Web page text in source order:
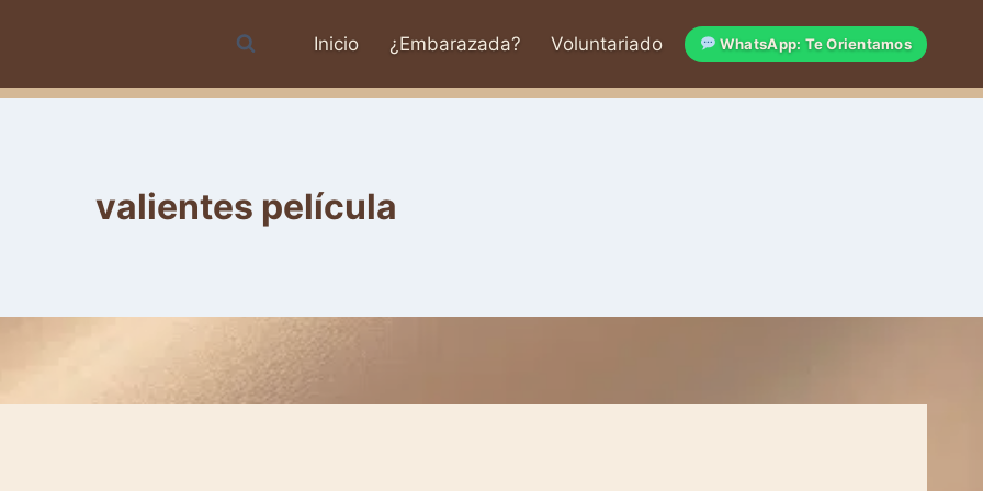
Inicio ¿Embarazada? Voluntariado WhatsApp: Te Orientamos
valientes película